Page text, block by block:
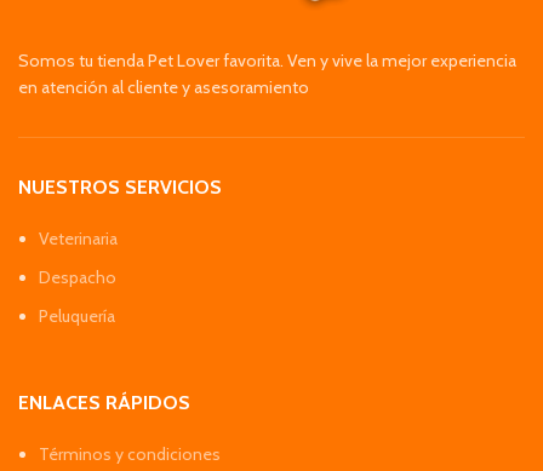
Somos tu tienda Pet Lover favorita. Ven y vive la mejor experiencia
en atención al cliente y asesoramiento
NUESTROS SERVICIOS
Veterinaria
Despacho
Peluquería
ENLACES RÁPIDOS
Términos y condiciones